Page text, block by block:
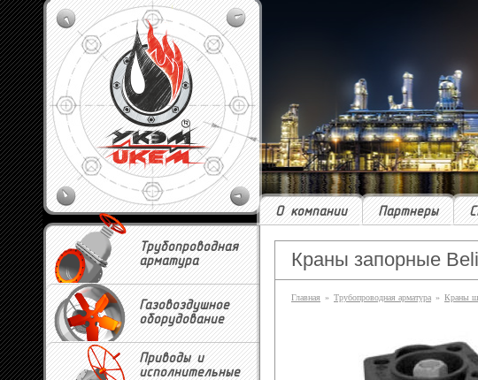
О компании Партнеры
Трубопроводная
арматура
Газовоздушное
оборудование
Приводы и
исполнительные
Краны запорные
Главная » Трубопроводная арматура » Краны